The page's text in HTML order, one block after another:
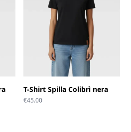
T-Shirt Spilla Colibrì nera
€45.00